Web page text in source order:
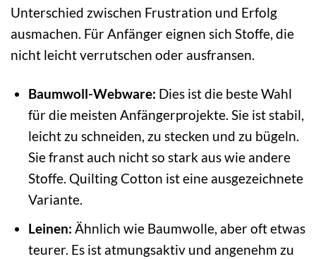
Unterschied zwischen Frustration und Erfolg
ausmachen. Für Anfänger eignen sich Stoffe, die
nicht leicht verrutschen oder ausfransen.
Baumwoll-Webware: Dies ist die beste Wahl
für die meisten Anfängerprojekte. Sie ist stabil,
leicht zu schneiden, zu stecken und zu bügeln.
Sie franst auch nicht so stark aus wie andere
Stoffe. Quilting Cotton ist eine ausgezeichnete
Variante.
Leinen: Ähnlich wie Baumwolle, aber oft etwas
teurer. Es ist atmungsaktiv und angenehm zu